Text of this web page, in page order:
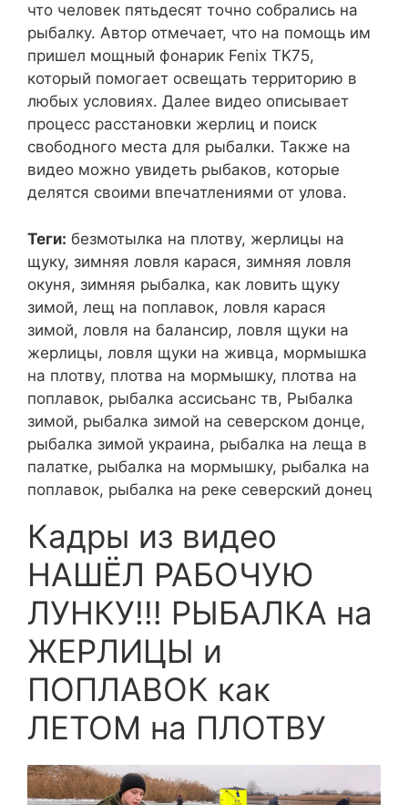
что человек пятьдесят точно собрались на
рыбалку. Автор отмечает, что на помощь им
пришел мощный фонарик Fenix TK75,
который помогает освещать территорию в
любых условиях. Далее видео описывает
процесс расстановки жерлиц и поиск
свободного места для рыбалки. Также на
видео можно увидеть рыбаков, которые
делятся своими впечатлениями от улова.
Теги: безмотылка на плотву, жерлицы на
щуку, зимняя ловля карася, зимняя ловля
окуня, зимняя рыбалка, как ловить щуку
зимой, лещ на поплавок, ловля карася
зимой, ловля на балансир, ловля щуки на
жерлицы, ловля щуки на живца, мормышка
на плотву, плотва на мормышку, плотва на
поплавок, рыбалка ассисьанс тв, Рыбалка
зимой, рыбалка зимой на северском донце,
рыбалка зимой украина, рыбалка на леща в
палатке, рыбалка на мормышку, рыбалка на
поплавок, рыбалка на реке северский донец
Кадры из видео
НАШЁЛ РАБОЧУЮ
ЛУНКУ!!! РЫБАЛКА на
ЖЕРЛИЦЫ и
ПОПЛАВОК как
ЛЕТОМ на ПЛОТВУ